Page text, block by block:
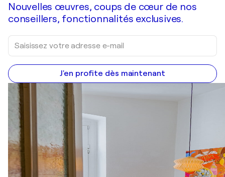
Nouvelles œuvres, coups de cœur de nos
conseillers, fonctionnalités exclusives.
J'en profite dès maintenant